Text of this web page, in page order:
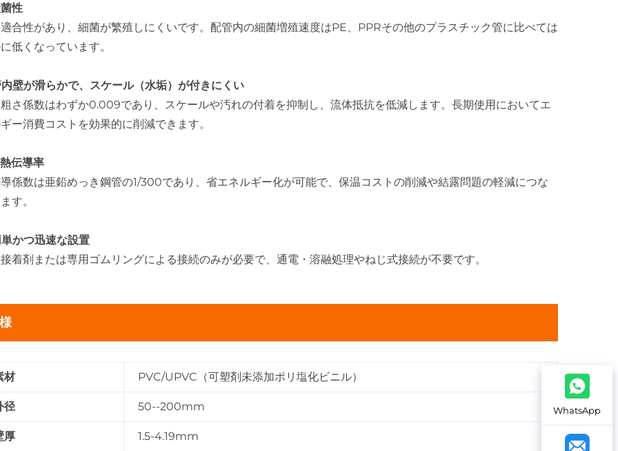
性
合性があり、細菌が繁殖しにくいです。配管内の細菌増殖速度はPE、PPRその他のプラスチック管に比べては
低くなっています。
壁が滑らかで、スケール（水垢）が付きにくい
さ係数はわずか0.009であり、スケールや汚れの付着を抑制し、流体抵抗を低減します。長期使用においてエ
ー消費コストを効果的に削減できます。
伝導率
係数は亜鉛めっき鋼管の1/300であり、省エネルギー化が可能で、保温コストの削減や結露問題の軽減につな
す。
かつ迅速な設置
着剤または専用ゴムリングによる接続のみが必要で、通電・溶融処理やねじ式接続が不要です。
材 PVC/UPVC（可塑剤未添加ポリ塩化ビニル）
径 50--200mm
厚 1.5-4.19mm
WhatsApp